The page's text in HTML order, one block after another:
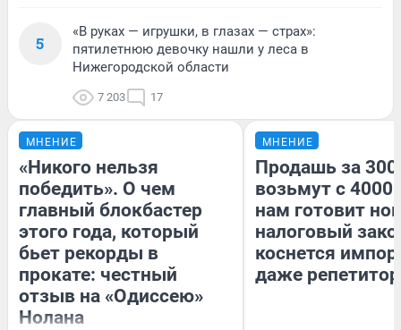
5
«В руках — игрушки, в глазах — страх»:
пятилетнюю девочку нашли у леса в
Нижегородской области
7 203 17
МНЕНИЕ
«Никого нельзя
победить». О чем
главный блокбастер
этого года, который
бьет рекорды в
прокате: честный
отзыв на «Одиссею»
Нолана
МНЕНИЕ
Продашь за
возьмут с
нам готовит
налоговый
коснется
даже